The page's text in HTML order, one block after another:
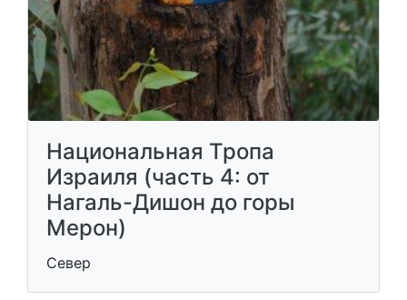
Национальная Тропа
Израиля (часть 4: от
Нагаль-Дишон до горы
Мерон)
Север